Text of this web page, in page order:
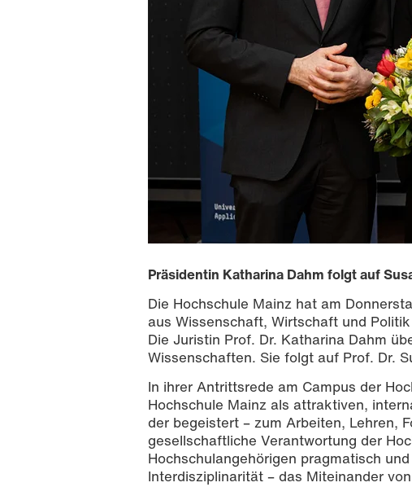
v. l.: Wissenschaftsminister des Landes
Weissman und neue Präsidetin Prof. Dr.
Präsidentin Katharina Dahm folgt auf
Die Hochschule Mainz hat am
aus Wissenschaft, Wirtschaft und
Die Juristin Prof. Dr. Katharina Dahm
Wissenschaften. Sie folgt auf Prof. Dr.
In ihrer Antrittsrede am Campus der
Hochschule Mainz als attraktiven,
der begeistert – zum Arbeiten, Lehren,
gesellschaftliche Verantwortung der
Hochschulangehörigen pragmatisch
Interdisziplinarität – das Miteinander